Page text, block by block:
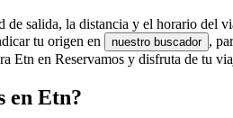
salida, la distancia y el horario del
tu origen en
nuestro buscador ,
Etn en Reservamos y disfruta de tu
en Etn?